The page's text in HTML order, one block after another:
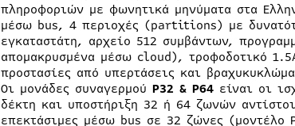
πληροφοριών με φωνητικά μηνύματα στα
μέσω bus, 4 περιοχές (partitions) με
εγκαταστάτη, αρχείο 512 συμβάντων,
απομακρυσμένα μέσω cloud), τροφοδοτικό
προστασίες από υπερτάσεις και
Οι μονάδες συναγερμού P32 & P64 είναι οι
δέκτη και υποστήριξη 32 ή 64 ζωνών
επεκτάσιμες μέσω bus σε 32 ζώνες